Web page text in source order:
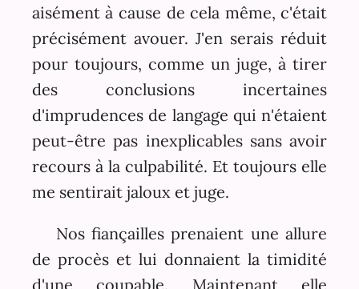
aisément à cause de cela même, c'était
précisément avouer. J'en serais réduit
pour toujours, comme un juge, à tirer
des conclusions incertaines
d'imprudences de langage qui n'étaient
peut-être pas inexplicables sans avoir
recours à la culpabilité. Et toujours elle
me sentirait jaloux et juge.
Nos fiançailles prenaient une allure
de procès et lui donnaient la timidité
d'une coupable. Maintenant elle